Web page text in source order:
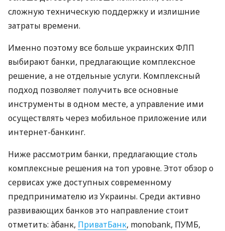
сложную техническую поддержку и излишние
затраты времени.
Именно поэтому все больше украинских ФЛП
выбирают банки, предлагающие комплексное
решение, а не отдельные услуги. Комплексный
подход позволяет получить все основные
инструменты в одном месте, а управление ими
осуществлять через мобильное приложение или
интернет-банкинг.
Ниже рассмотрим банки, предлагающие столь
комплексные решения на топ уровне. Этот обзор о
сервисах уже доступных современному
предпринимателю из Украины. Среди активно
развивающих банков это направление стоит
отметить: àбанк, ПриватБанк, monobank, ПУМБ,